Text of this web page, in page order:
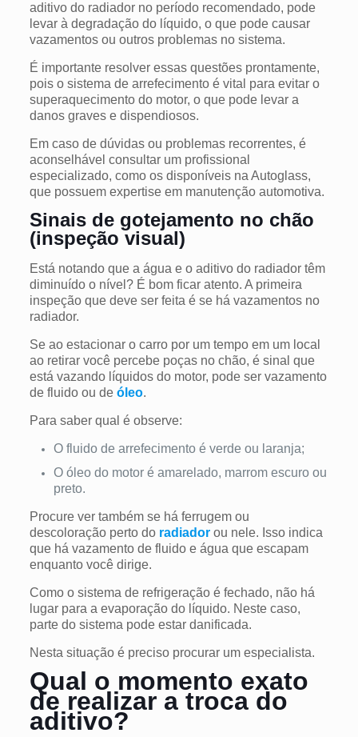
aditivo do radiador no período recomendado, pode
levar à degradação do líquido, o que pode causar
vazamentos ou outros problemas no sistema.
É importante resolver essas questões prontamente,
pois o sistema de arrefecimento é vital para evitar o
superaquecimento do motor, o que pode levar a
danos graves e dispendiosos.
Em caso de dúvidas ou problemas recorrentes, é
aconselhável consultar um profissional
especializado, como os disponíveis na Autoglass,
que possuem expertise em manutenção automotiva.
Sinais de gotejamento no chão
(inspeção visual)
Está notando que a água e o aditivo do radiador têm
diminuído o nível? É bom ficar atento. A primeira
inspeção que deve ser feita é se há vazamentos no
radiador.
Se ao estacionar o carro por um tempo em um local
ao retirar você percebe poças no chão, é sinal que
está vazando líquidos do motor, pode ser vazamento
de fluido ou de óleo.
Para saber qual é observe:
O fluido de arrefecimento é verde ou laranja;
O óleo do motor é amarelado, marrom escuro ou
preto.
Procure ver também se há ferrugem ou
descoloração perto do radiadorou nele. Isso indica
que há vazamento de fluido e água que escapam
enquanto você dirige.
Como o sistema de refrigeração é fechado, não há
lugar para a evaporação do líquido. Neste caso,
parte do sistema pode estar danificada.
Nesta situação é preciso procurar um especialista.
Qual o momento exato
de realizar a troca do
aditivo?